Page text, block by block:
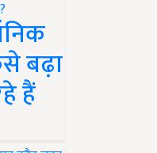
बढ़ा
हैं